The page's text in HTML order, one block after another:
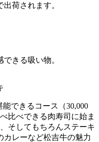
荷されます。
きる吸い物。
能できるコース（30,000
比べできる肉寿司に始ま
そしてもちろんステーキ
カレーなど松吉牛の魅力